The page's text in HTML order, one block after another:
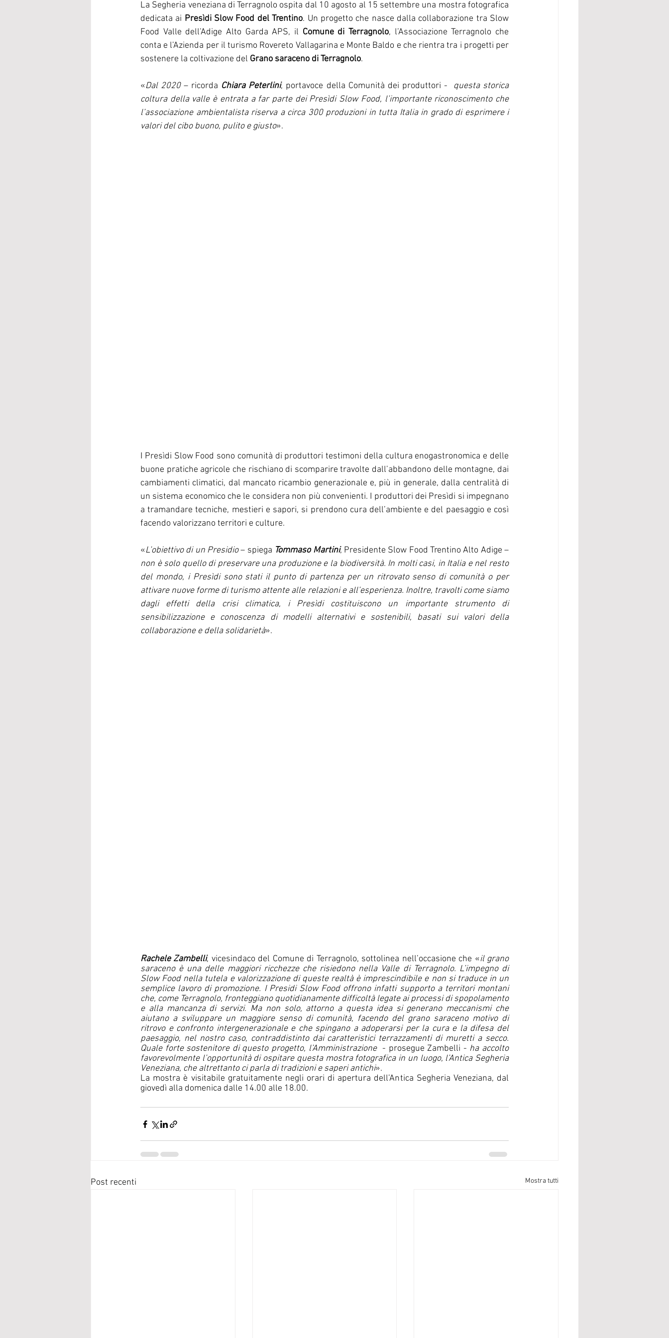
La Segheria veneziana di Terragnolo ospita dal 10 agosto al 15 settembre una mostra fotografica
dedicata ai Presìdi Slow Food del Trentino. Un progetto che nasce dalla collaborazione tra Slow
Food Valle dell’Adige Alto Garda APS, il Comune di Terragnolo, l’Associazione Terragnolo che
conta e l’Azienda per il turismo Rovereto Vallagarina e Monte Baldo e che rientra tra i progetti per
sostenere la coltivazione del Grano saraceno di Terragnolo.
«Dal 2020 – ricorda Chiara Peterlini, portavoce della Comunità dei produttori - questa storica
coltura della valle è entrata a far parte dei Presìdi Slow Food, l’importante riconoscimento che
l’associazione ambientalista riserva a circa 300 produzioni in tutta Italia in grado di esprimere i
valori del cibo buono, pulito e giusto».
I Presìdi Slow Food sono comunità di produttori testimoni della cultura enogastronomica e delle
buone pratiche agricole che rischiano di scomparire travolte dall’abbandono delle montagne, dai
cambiamenti climatici, dal mancato ricambio generazionale e, più in generale, dalla centralità di
un sistema economico che le considera non più convenienti. I produttori dei Presìdi si impegnano
a tramandare tecniche, mestieri e sapori, si prendono cura dell’ambiente e del paesaggio e così
facendo valorizzano territori e culture.
«L’obiettivo di un Presidio – spiega Tommaso Martini
non è solo quello di preservare una produzione e la biodiversità. In molti casi, in Italia e nel resto
del mondo, i Presìdi sono stati il punto di partenza per un ritrovato senso di comunità o per
attivare nuove forme di turismo attente alle relazioni e all’esperienza. Inoltre, travolti come siamo
dagli effetti della crisi climatica, i Presìdi costituiscono un importante strumento di
sensibilizzazione e conoscenza di modelli alternativi e sostenibili, basati sui valori della
collaborazione e della solidarietà».
Rachele Zambelli, vicesindaco del Comune di Terragnolo, sottolinea nell’occasione che «il grano
saraceno è una delle maggiori ricchezze che risiedono nella Valle di Terragnolo. L’impegno di
Slow Food nella tutela e valorizzazione di queste realtà è imprescindibile e non si traduce in un
semplice lavoro di promozione. I Presidi Slow Food offrono infatti supporto a territori montani
che, come Terragnolo, fronteggiano quotidianamente difficoltà legate ai processi di spopolamento
e alla mancanza di servizi. Ma non solo, attorno a questa idea si generano meccanismi che
aiutano a sviluppare un maggiore senso di comunità, facendo del grano saraceno motivo di
ritrovo e confronto intergenerazionale e che spingano a adoperarsi per la cura e la difesa del
paesaggio, nel nostro caso, contraddistinto dai caratteristici terrazzamenti di muretti a secco.
Quale forte sostenitore di questo progetto, l’Amministrazione
  - prosegue Zambelli -
ha accolto
favorevolmente l’opportunità di ospitare questa mostra fotografica in un luogo, l’Antica Segheria
Veneziana, che altrettanto ci parla di tradizioni e saperi antichi».
La mostra è visitabile gratuitamente negli orari di apertura dell’Antica Segheria Veneziana, dal
giovedì alla domenica dalle 14.00 alle 18.00.
Post recenti Mostra tutti